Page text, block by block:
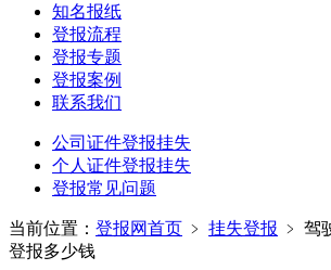
知名报纸
登报流程
登报专题
登报案例
联系我们
公司证件登报挂失
个人证件登报挂失
登报常见问题
当前位置： 登报网首页 ﹥ 挂失登报 ﹥ 驾
登报多少钱